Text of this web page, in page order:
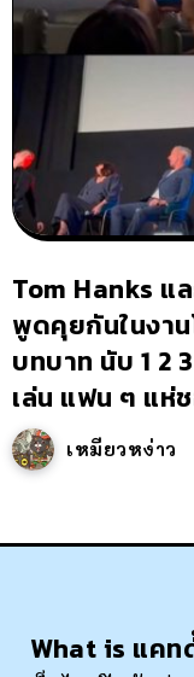
Tom Hanks แ
พูดคุยกันในงา
บทบาท นับ 1 2
เล่น แฟน ๆ แห่
เหมียวหง่าว
What is แคท